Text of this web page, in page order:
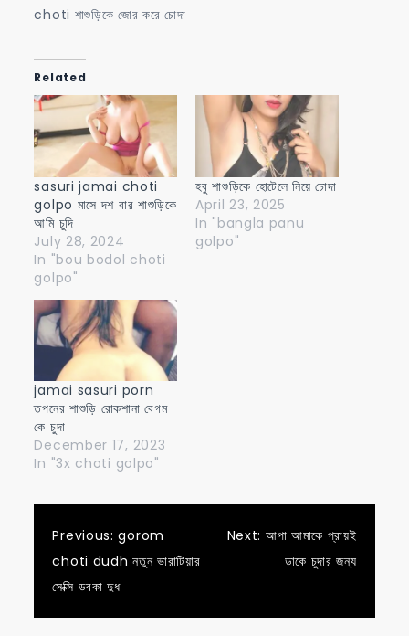
choti শাশুড়িকে জোর করে চোদা
Related
sasuri jamai choti
golpo মাসে দশ বার শাশুড়িকে
আমি চুদি
July 28, 2024
In "bou bodol choti
golpo"
হবু শাশুড়িকে হোটেলে নিয়ে চোদা
April 23, 2025
In "bangla panu
golpo"
jamai sasuri porn
তপনের শাশুড়ি রোকশানা বেগম
কে চুদা
December 17, 2023
In "3x choti golpo"
Post
navigation
Previous: gorom
choti dudh নতুন ভারাটিয়ার
সেক্সি ডবকা দুধ
Next: আপা আমাকে প্রায়ই
ডাকে চুদার জন্য